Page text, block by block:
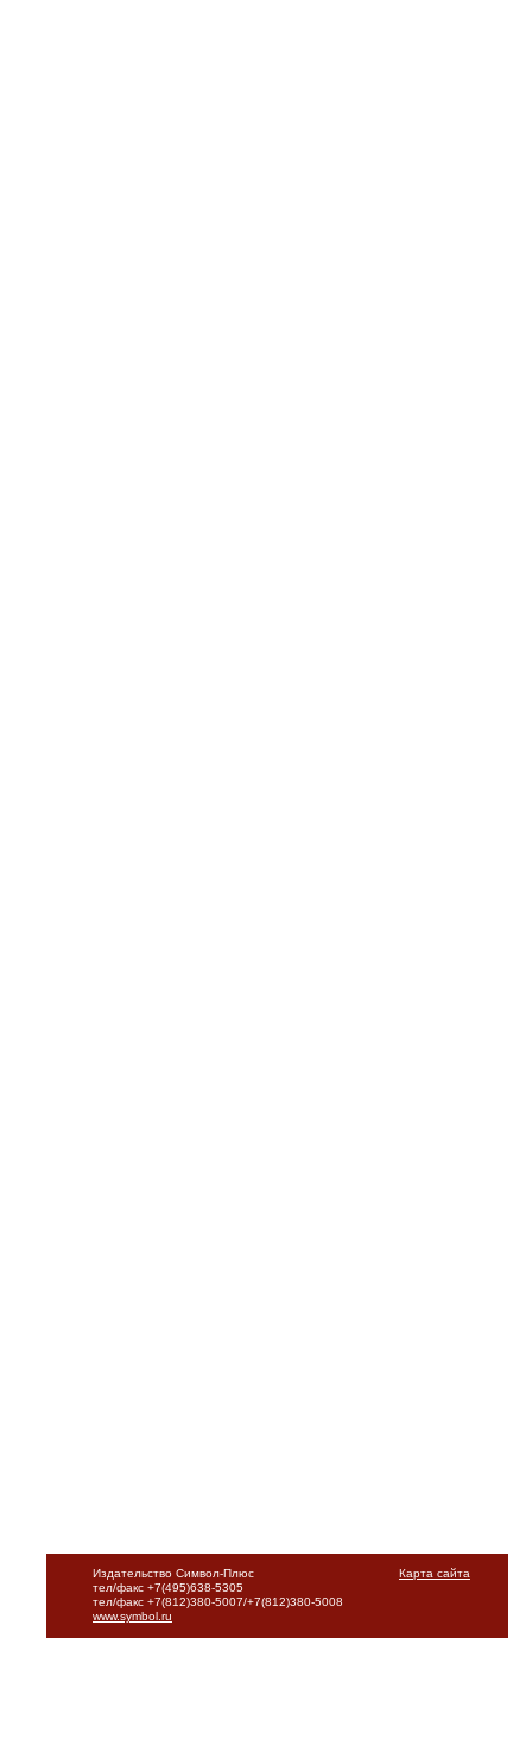
Карта сайта
Издательство Символ-Плюс
тел/факс +7(495)638-5305
тел/факс +7(812)380-5007/+7(812)380-5008
www.symbol.ru